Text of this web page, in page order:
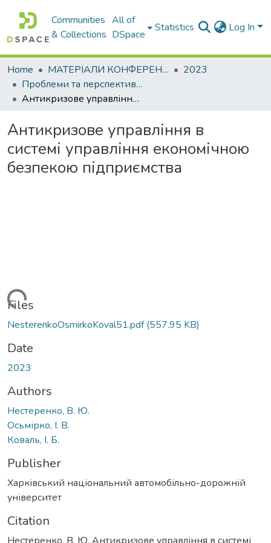
Communities
& Collections
All of
DSpace
Statistics Log In
Home МАТЕРІАЛИ КОНФЕРЕНЦІЙ
2023
Проблеми та перспективи розвитку підприємництва
Антикризове управління в системі управління економічною безпекою підприємства
Антикризове управління в
системі управління економічною
безпекою підприємства
Loading...
Files
NesterenkoOsmirkoKoval51.pdf(557.95 KB)
Date
2023
Authors
Нестеренко, В. Ю.
Осьмірко, І. В.
Коваль, І. Б.
Publisher
Харківський національний автомобільно-дорожній
університет
Citation